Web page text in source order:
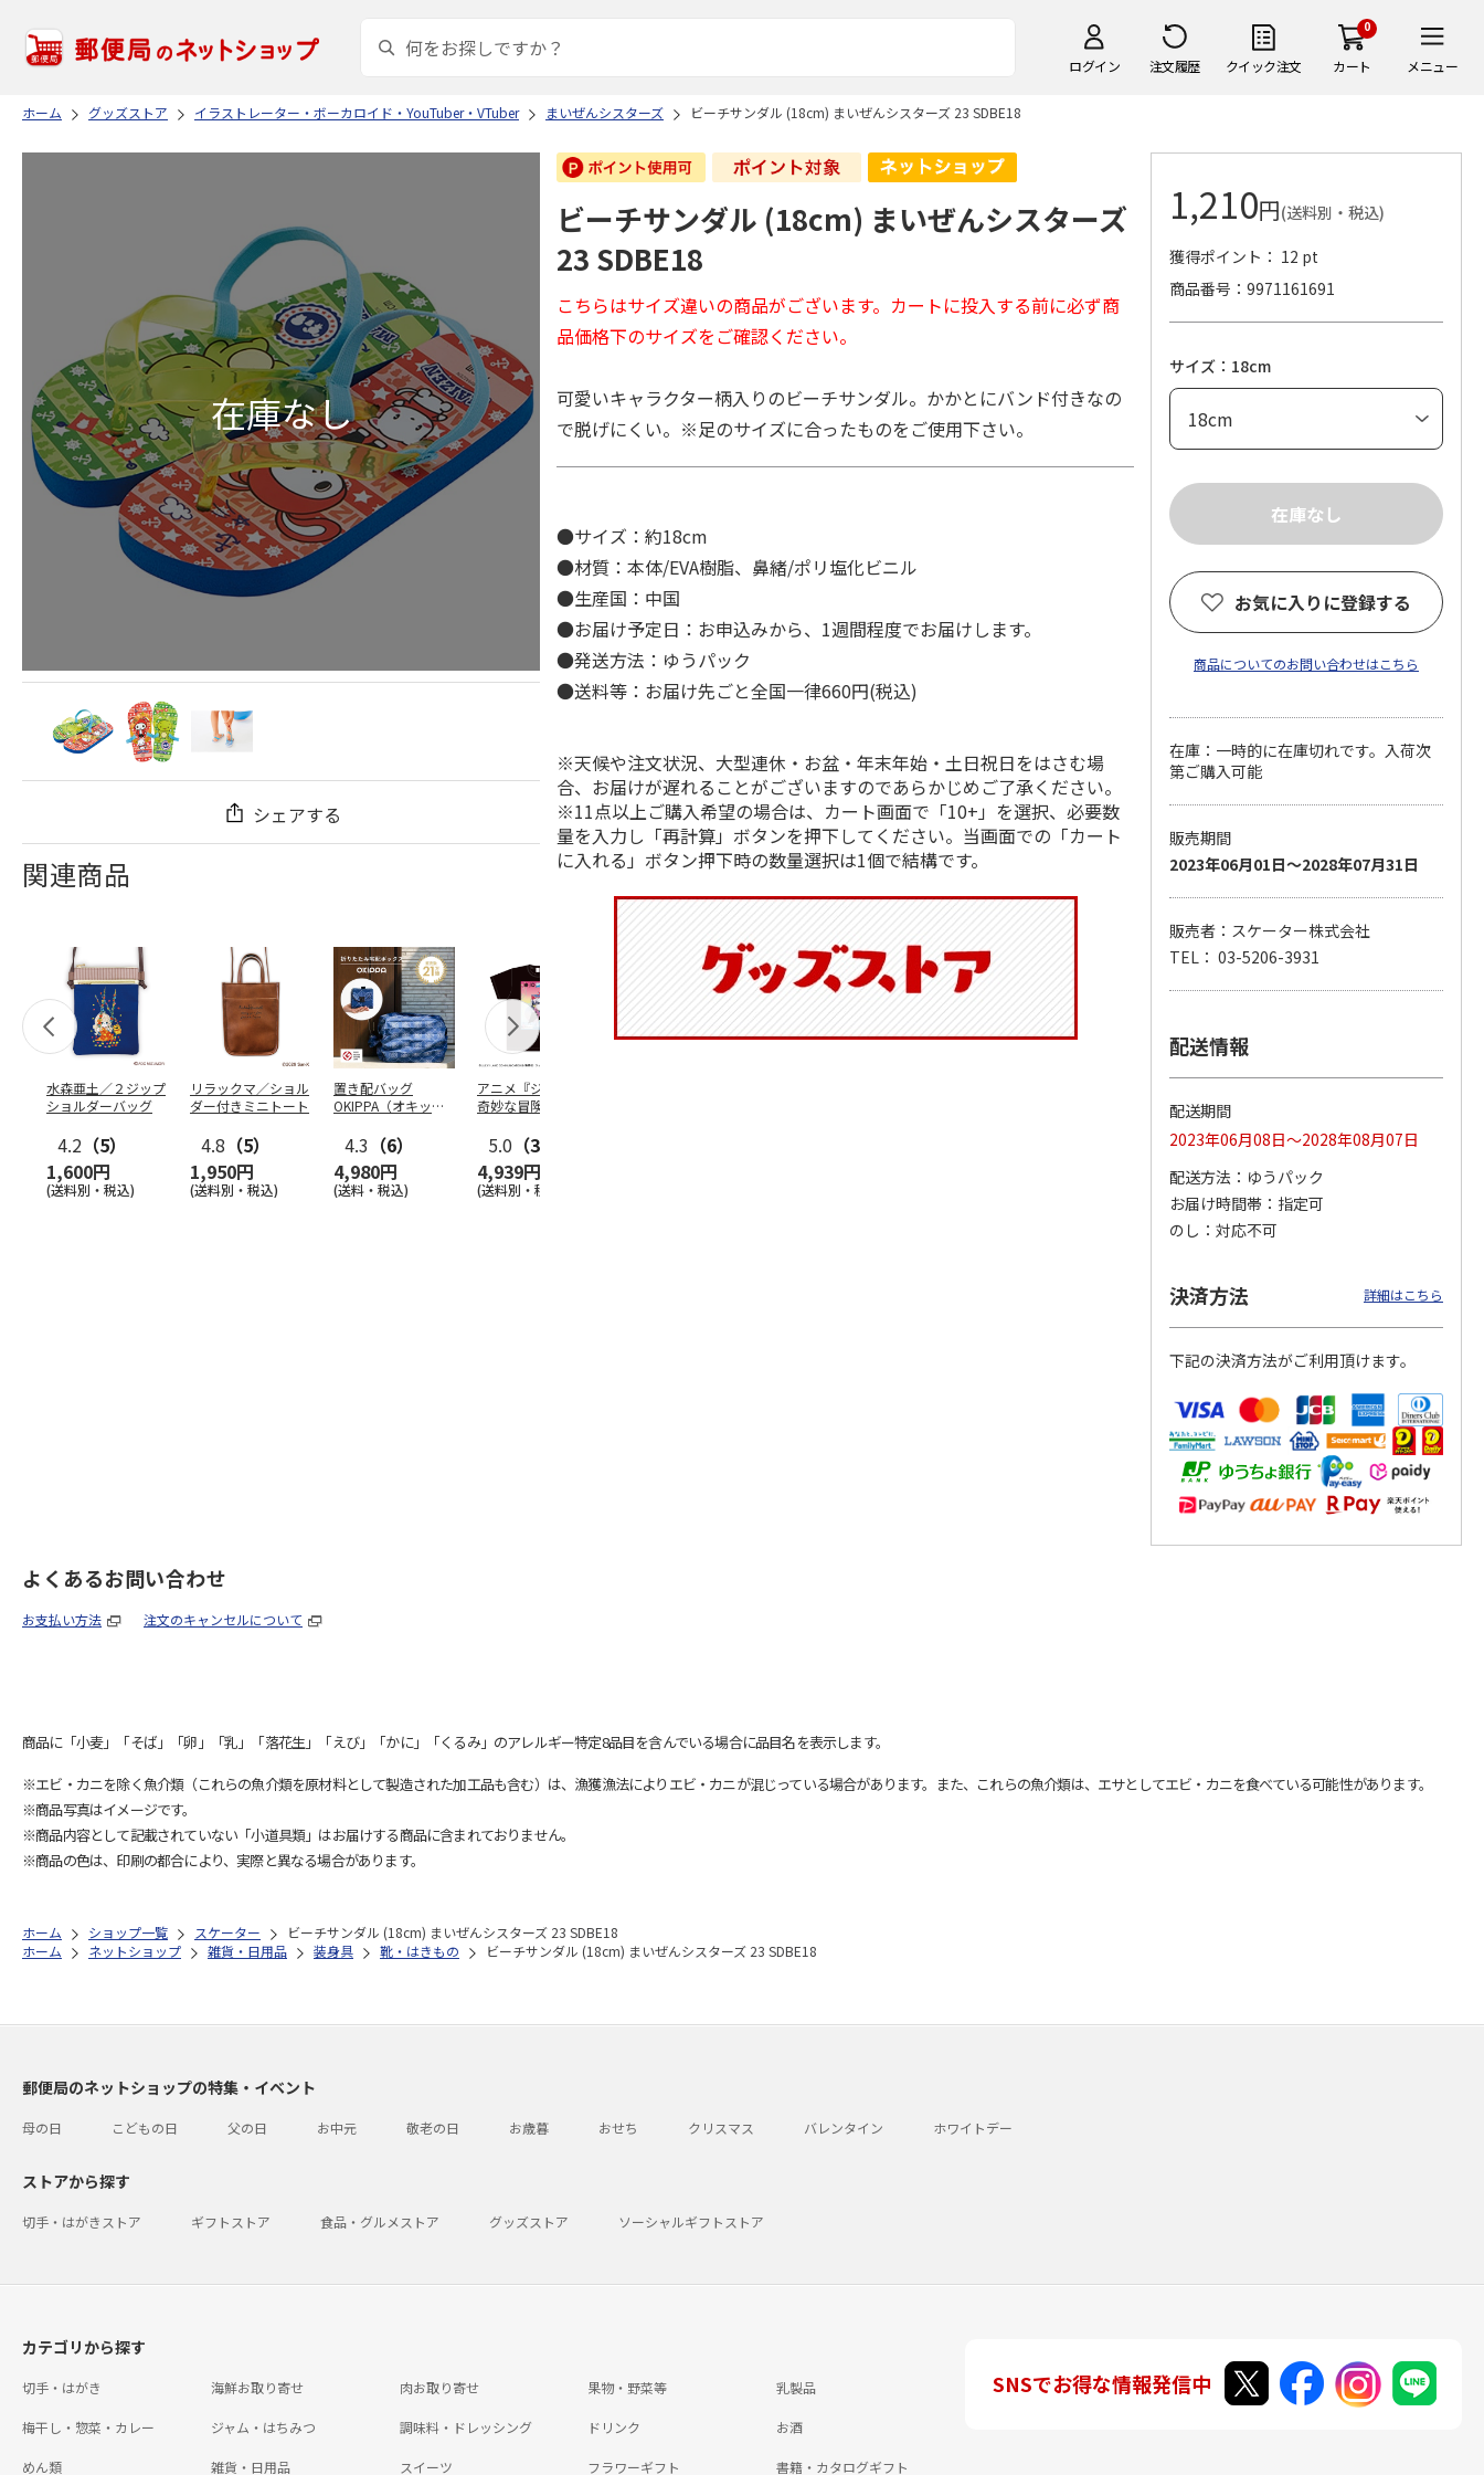
ログイン 注文履歴 クイック注文
0
カート メニュー
ホーム グッズストア イラストレーター・ボーカロイド・YouTuber・VTuber まいぜんシスターズ ビーチサンダル (18cm) まいぜんシスターズ 23 SDBE18
シェアする
関連商品
水森亜土／２ジップ
ショルダーバッグ
4.2 （5）
1,600円
(送料別・税込)
リラックマ／ショル
ダー付きミニトート
4.8 （5）
1,950円
(送料別・税込)
置き配バッグ
OKIPPA（オキッ
4.3 （6）
4,980円
(送料・税込)
アニメ『ジョジョの
奇妙な冒険 黄金の
5.0 （3）
4,939円
(送料別・税込)
冒険 スターダスト
クルセイダース』
トラ…
3,300円
(送料別・税込)
トラ…
ビーチサンダル (18cm) まいぜんシスターズ
23 SDBE18
こちらはサイズ違いの商品がございます。カートに投入する前に必ず商
品価格下のサイズをご確認ください。
可愛いキャラクター柄入りのビーチサンダル。かかとにバンド付きなの
で脱げにくい。※足のサイズに合ったものをご使用下さい。
●サイズ：約18cm
●材質：本体/EVA樹脂、鼻緒/ポリ塩化ビニル
●生産国：中国
●お届け予定日：お申込みから、1週間程度でお届けします。
●発送方法：ゆうパック
●送料等：お届け先ごと全国一律660円(税込)
※天候や注文状況、大型連休・お盆・年末年始・土日祝日をはさむ場
合、お届けが遅れることがございますのであらかじめご了承ください。
※11点以上ご購入希望の場合は、カート画面で「10+」を選択、必要数
量を入力し「再計算」ボタンを押下してください。当画面での「カート
に入れる」ボタン押下時の数量選択は1個で結構です。
1,210円(送料別・税込)
獲得ポイント： 12 pt
商品番号
9971161691
サイズ：18cm
お気に入りに登録する
商品についてのお問い合わせはこちら
在庫：一時的に在庫切れです。入荷次
第ご購入可能
販売期間
2023年06月01日～2028年07月31日
販売者：スケーター株式会社
TEL： 03-5206-3931
配送情報
配送期間
2023年06月08日～2028年08月07日
配送方法
ゆうパック
お届け時間帯
指定可
のし
対応不可
決済方法 詳細はこちら
下記の決済方法がご利用頂けます。
よくあるお問い合わせ
お支払い方法 注文のキャンセルについて
商品に「小麦」「そば」「卵」「乳」「落花生」「えび」「かに」「くるみ」のアレルギー特定8品目を含んでいる場合に品目名を表示します。
※エビ・カニを除く魚介類（これらの魚介類を原材料として製造された加工品も含む）は、漁獲漁法によりエビ・カニが混じっている場合があります。また、これらの魚介類は、エサとしてエビ・カニを食べている可能性があります。
※商品写真はイメージです。
※商品内容として記載されていない「小道具類」はお届けする商品に含まれておりません。
※商品の色は、印刷の都合により、実際と異なる場合があります。
ホーム ショップ一覧 スケーター
ビーチサンダル (18cm) まいぜんシスターズ 23 SDBE18
ホーム
ネットショップ 雑貨・日用品 装身具 靴・はきもの ビーチサンダル (18cm) まいぜんシスターズ 23 SDBE18
郵便局のネットショップの特集・イベント
母の日 こどもの日 父の日 お中元 敬老の日 お歳暮 おせち クリスマス バレンタイン ホワイトデー
ストアから探す
切手・はがきストア ギフトストア 食品・グルメストア グッズストア ソーシャルギフトストア
カテゴリから探す
切手・はがき 海鮮お取り寄せ 肉お取り寄せ 果物・野菜等 乳製品
梅干し・惣菜・カレー ジャム・はちみつ 調味料・ドレッシング ドリンク お酒
めん類 雑貨・日用品 スイーツ フラワーギフト 書籍・カタログギフト
SNSでお得な情報発信中